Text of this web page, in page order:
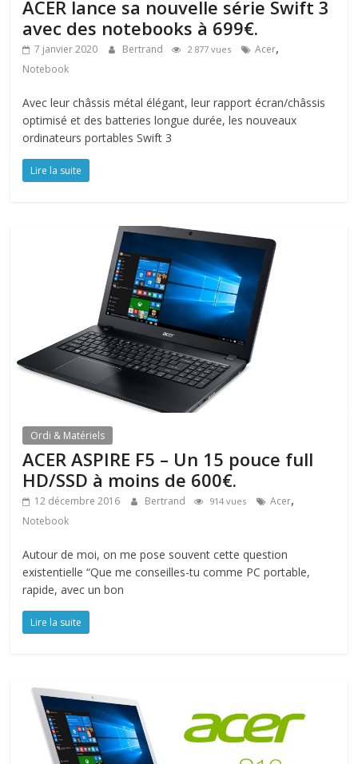
ACER lance sa nouvelle série Swift 3
avec des notebooks à 699€.
7 janvier 2020 Bertrand 2 877 vues Acer,
Notebook
Avec leur châssis métal élégant, leur rapport écran/châssis
optimisé et des batteries longue durée, les nouveaux
ordinateurs portables Swift 3
Lire la suite
Ordi & Matériels
ACER ASPIRE F5 – Un 15 pouce full
HD/SSD à moins de 600€.
12 décembre 2016 Bertrand 914 vues Acer,
Notebook
Autour de moi, on me pose souvent cette question
existentielle “Que me conseilles-tu comme PC portable,
rapide, avec un bon
Lire la suite